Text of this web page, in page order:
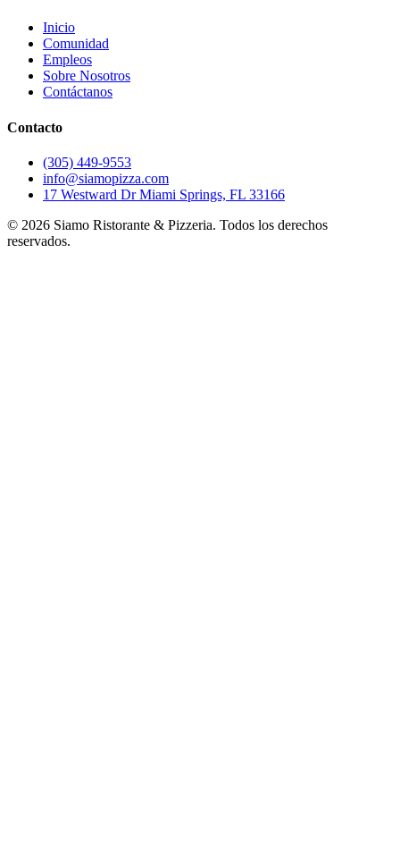
Inicio
Comunidad
Empleos
Sobre Nosotros
Contáctanos
Contacto
(305) 449-9553
info@siamopizza.com
17 Westward Dr Miami Springs, FL 33166
© 2026 Siamo Ristorante & Pizzeria. Todos los derechos
reservados.